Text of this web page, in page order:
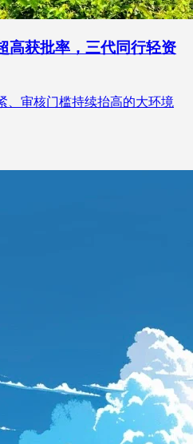
高获批率，三代同行轻资
、审核门槛持续抬高的大环境